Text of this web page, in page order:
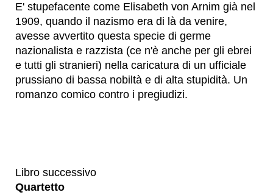
E' stupefacente come Elisabeth von Arnim già nel
1909, quando il nazismo era di là da venire,
avesse avvertito questa specie di germe
nazionalista e razzista (ce n'è anche per gli ebrei
e tutti gli stranieri) nella caricatura di un ufficiale
prussiano di bassa nobiltà e di alta stupidità. Un
romanzo comico contro i pregiudizi.
Libro successivo
Quartetto